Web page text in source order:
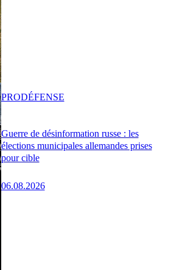
Guerre de désinformation russe : les
élections municipales allemandes prises
pour cible
06.08.2026
PRODÉFENSE